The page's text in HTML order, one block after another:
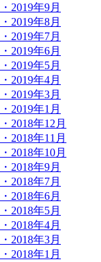
・2019年9月
・2019年8月
・2019年7月
・2019年6月
・2019年5月
・2019年4月
・2019年3月
・2019年1月
・2018年12月
・2018年11月
・2018年10月
・2018年9月
・2018年7月
・2018年6月
・2018年5月
・2018年4月
・2018年3月
・2018年1月